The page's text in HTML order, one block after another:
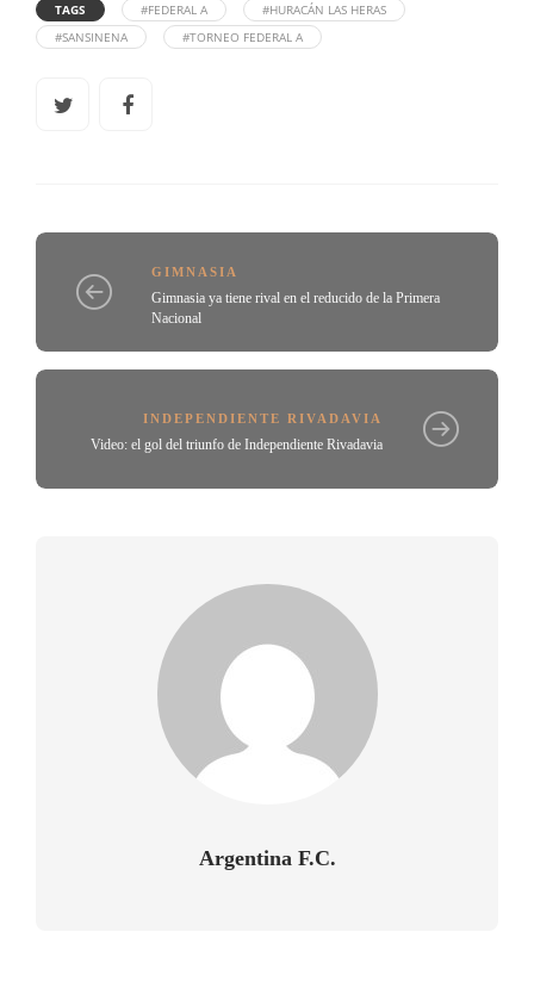
TAGS #FEDERAL A
#HURACÁN LAS HERAS
#SANSINENA
#TORNEO FEDERAL A
GIMNASIA
Gimnasia ya tiene rival en el reducido de la Primera
Nacional
INDEPENDIENTE RIVADAVIA
Video: el gol del triunfo de Independiente Rivadavia
Argentina F.C.